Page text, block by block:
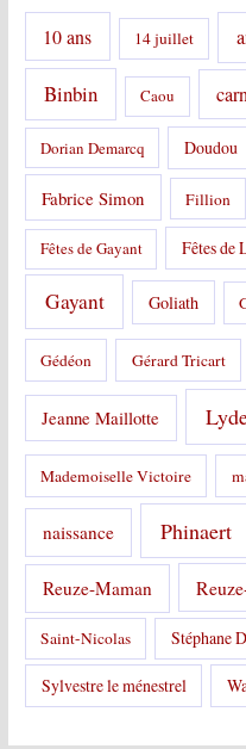
s
10 ans 14 juillet
Binbin Caou
Dorian Demarcq Doudou
Fabrice Simon Fillion
Fêtes de Gayant Fêtes de
Gayant Goliath
Gédéon Gérard Tricart
Jeanne Maillotte
Mademoiselle Victoire
naissance Phinaert
Reuze-Maman
Saint-Nicolas Stéphane
Sylvestre le ménestrel